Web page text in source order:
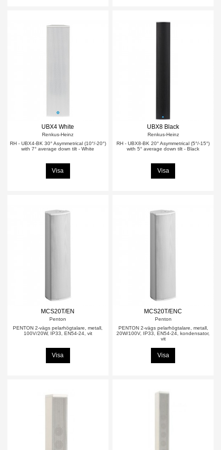
UBX4 White
Renkus-Heinz
RH - UBX4-BK 30° Asymmetrical (10°/-20°)
with 7° average down tilt - White
Visa
UBX8 Black
Renkus-Heinz
RH - UBX8-BK 20° Asymmetrical (5°/-15°)
with 5° average down tilt - Black
Visa
MCS20T/EN
Penton
PENTON 2-vägs pelarhögtalare, metall,
100V/20W, IP33, EN54-24, vit
Visa
MCS20T/ENC
Penton
PENTON 2-vägs pelarhögtalare, metall,
20W/100V, IP33, EN54-24, kondensator,
vit
Visa